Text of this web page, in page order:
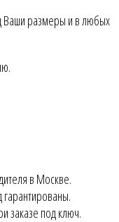
Ваши размеры и в любых
в Москве.
заказе под ключ.